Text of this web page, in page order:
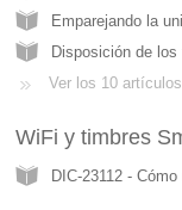
Emparejando la
Disposición de
Ver los 10 artículos
WiFi y timbres
DIC-23112 -